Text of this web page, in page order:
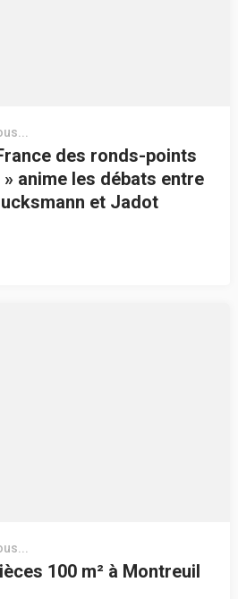
des ronds-points
anime les débats entre
et Jadot
100 m² à Montreuil